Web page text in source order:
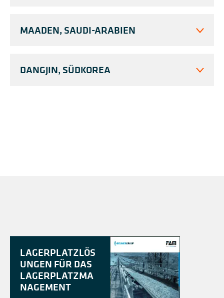
MAADEN, SAUDI-ARABIEN
DANGJIN, SÜDKOREA
LAGERPLATZLÖS
UNGEN FÜR DAS
LAGERPLATZMA
NAGEMENT